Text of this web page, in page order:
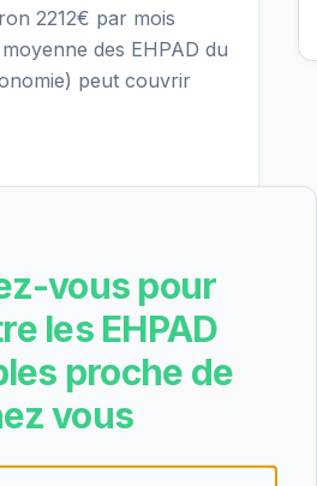
2212€ par mois
des EHPAD du
peut couvrir
l'hébergement
aux
que ce soit pour un
5 basée sur 64 avis.
pour se forger sa
vous pour
les EHPAD
proche de
vous